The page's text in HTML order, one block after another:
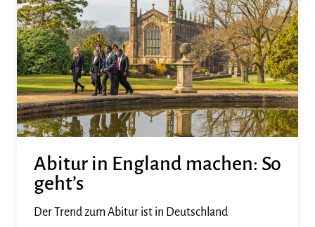
Abitur in England machen: So
geht’s
Der Trend zum Abitur ist in Deutschland